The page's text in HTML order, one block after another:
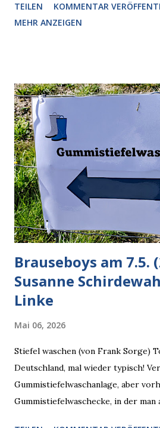
radikalisierte, weil sie ohnehin kurz
stand. Das ist sogar recht logisch,
unauffälliger machen muss, damit
argumentiert. So wird jetzt
bei diversen Anfragen zu
Weg zu einer Antwort erst einmal
Dinge auf Twitter abfragen und
verarbeiten muss. Das ist lächerlich
zugleich. Denn eine Information
künftig in den US-amerikanischen
zuvord...
TEILEN
KOMMENTAR
MEHR ANZEIGEN
Brauseboys am 7.5.
Susanne
Linke
Mai 06, 2026
Stiefel waschen (von Frank Sorge)
Deutschland, mal wieder typisch!
Gummistiefelwaschanlage, aber
Gummistiefelwaschecke, in der man